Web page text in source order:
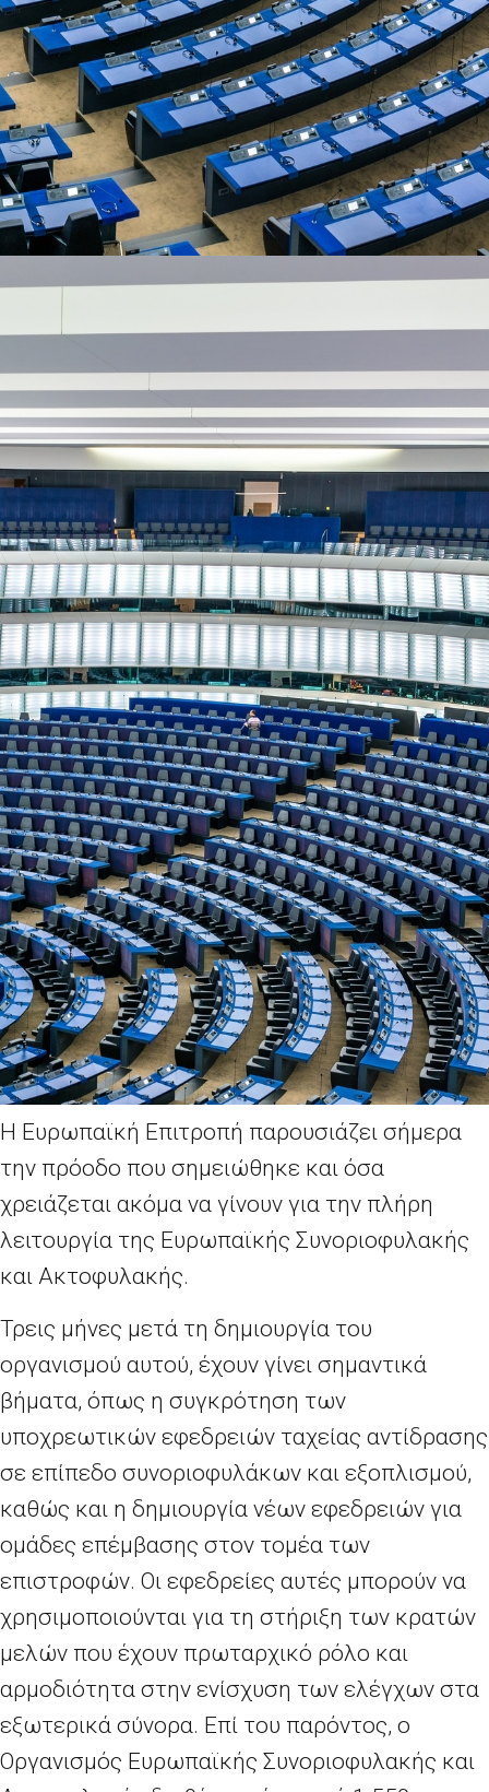
Η Ευρωπαϊκή Επιτροπή παρουσιάζει σήμερα
την πρόοδο που σημειώθηκε και όσα
χρειάζεται ακόμα να γίνουν για την πλήρη
λειτουργία της Ευρωπαϊκής Συνοριοφυλακής
και Ακτοφυλακής.
Τρεις μήνες μετά τη δημιουργία του
οργανισμού αυτού, έχουν γίνει σημαντικά
βήματα, όπως η συγκρότηση των
υποχρεωτικών εφεδρειών ταχείας αντίδρασης
σε επίπεδο συνοριοφυλάκων και εξοπλισμού,
καθώς και η δημιουργία νέων εφεδρειών για
ομάδες επέμβασης στον τομέα των
επιστροφών. Οι εφεδρείες αυτές μπορούν να
χρησιμοποιούνται για τη στήριξη των κρατών
μελών που έχουν πρωταρχικό ρόλο και
αρμοδιότητα στην ενίσχυση των ελέγχων στα
εξωτερικά σύνορα. Επί του παρόντος, ο
Οργανισμός Ευρωπαϊκής Συνοριοφυλακής και